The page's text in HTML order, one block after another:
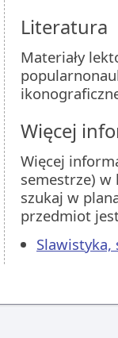
Literatura
Materiały
Więcej
Więcej
semestrze)
szukaj w
przedmiot